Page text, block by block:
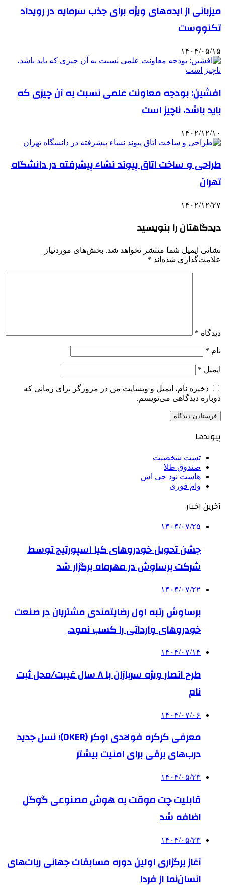
میزبانی از ایده‌های ویژه برای جذب سرمایه در رویداد
تکنووست
۱۴۰۴/۰۵/۱۵
افشین: بودجه معاونت علمی نسبت به آن چیزی که
باید باشد، ناچیز است
۱۴۰۲/۱۲/۱۰
طراحی و ساخت اتاق پیوند نشاء پیشرفته در دانشگاه
تهران
۱۴۰۲/۱۲/۲۷
دیدگاهتان را بنویسید
نشانی ایمیل شما منتشر نخواهد شد. بخش‌های موردنیاز
علامت‌گذاری شده‌اند *
دیدگاه *
نام *
ایمیل *
ذخیره نام، ایمیل و وبسایت من در مرورگر برای زمانی که
دوباره دیدگاهی می‌نویسم.
پیوندها
تست شخصیت
صندوق طلا
هاست نود جی اس
وام فوری
آخرین اخبار
۱۴۰۴/۰۷/۲۵
جشن تحویل خودروهای کیا اسپورتیج توسط
شرکت برساوش در مهرماه برگزار شد
۱۴۰۴/۰۷/۲۲
برساوش رتبه اول رضایتمندی مشتریان در صنعت
خودروهای وارداتی را کسب نمود.
۱۴۰۴/۰۷/۱۴
طرح انصار ویژه سربازان با ۸ سال غیبت/محل ثبت
نام
۱۴۰۴/۰۷/۰۶
معرفی کرکره فولادی اوکر (OKER)؛ نسل جدید
درب‌های برقی برای امنیت بیشتر
۱۴۰۴/۰۵/۲۳
قابلیت چت موقت به هوش مصنوعی گوگل
اضافه شد
۱۴۰۴/۰۵/۲۳
آغاز برگزاری اولین دوره مسابقات جهانی ربات‌های
انسان‌نما از فردا